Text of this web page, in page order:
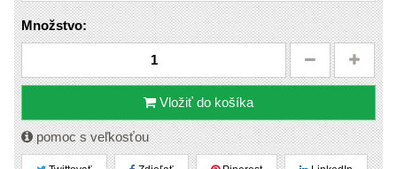
Množstvo:
Vložiť do košíka
pomoc s veľkosťou